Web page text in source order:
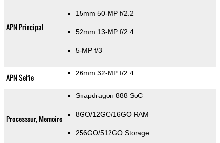
APN Principal
15mm 50-MP f/2.2
52mm 13-MP f/2.4
5-MP f/3
APN Selfie 26mm 32-MP f/2.4
Processeur, Memoire
Snapdragon 888 SoC
8GO/12GO/16GO RAM
256GO/512GO Storage